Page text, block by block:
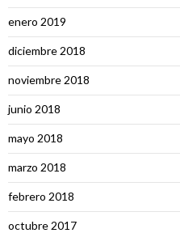
enero 2019
diciembre 2018
noviembre 2018
junio 2018
mayo 2018
marzo 2018
febrero 2018
octubre 2017